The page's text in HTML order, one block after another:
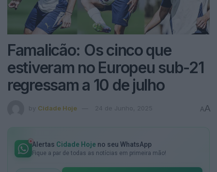
Famalicão: Os cinco que
estiveram no Europeu sub-21
regressam a 10 de julho
by Cidade Hoje 24 de Junho, 2025 AA
Alertas Cidade Hoje no seu WhatsApp
Fique a par de todas as notícias em primeira mão!